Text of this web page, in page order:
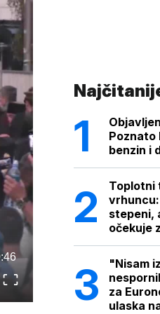
Poznato
benzin i
Toplotni
stepeni,
očekuje
"Nisam
za
ulaska